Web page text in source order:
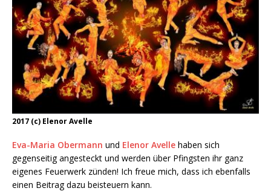
2017 (c) Elenor Avelle
Eva-Maria Obermann und Elenor Avelle haben sich
gegenseitig angesteckt und werden über Pfingsten ihr ganz
eigenes Feuerwerk zünden! Ich freue mich, dass ich ebenfalls
einen Beitrag dazu beisteuern kann.